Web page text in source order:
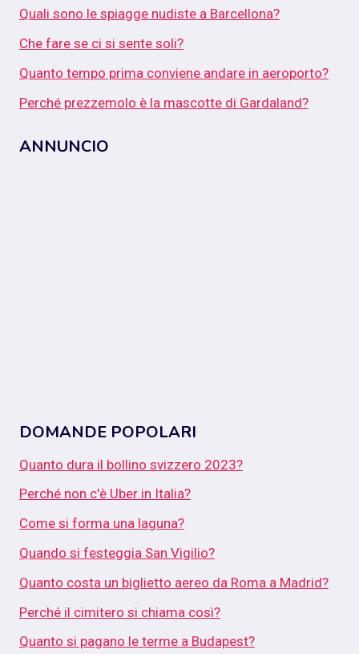
Quali sono le spiagge nudiste a Barcellona?
Che fare se ci si sente soli?
Quanto tempo prima conviene andare in aeroporto?
Perché prezzemolo è la mascotte di Gardaland?
ANNUNCIO
DOMANDE POPOLARI
Quanto dura il bollino svizzero 2023?
Perché non c'è Uber in Italia?
Come si forma una laguna?
Quando si festeggia San Vigilio?
Quanto costa un biglietto aereo da Roma a Madrid?
Perché il cimitero si chiama così?
Quanto si pagano le terme a Budapest?